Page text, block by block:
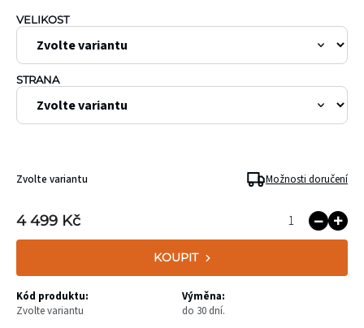
VELIKOST
STRANA
4 499 Kč
KOUPIT
Zvolte variantu Možnosti doručení
Kód produktu:
Zvolte variantu
Výměna:
do 30 dní.